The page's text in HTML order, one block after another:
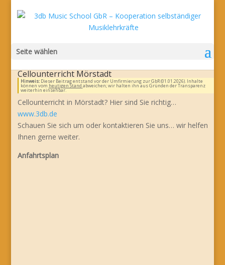
Seite wählen
Cellounterricht Mörstadt
Hinweis:Dieser Beitrag entstand vor der Umfirmierung zur GbR (01.01.2026). Inhalte
können vom heutigen Stand abweichen; wir halten ihn aus Gründen der Transparenz
weiterhin einsehbar.
Cellounterricht in Mörstadt? Hier sind Sie richtig…
www.3db.de
Schauen Sie sich um oder kontaktieren Sie uns… wir helfen
Ihnen gerne weiter.
Anfahrtsplan